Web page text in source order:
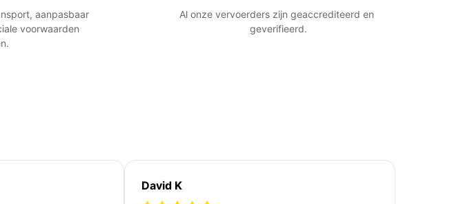
aanpasbaar
voorwaarden
Al onze vervoerders zijn geaccrediteerd en
geverifieerd.
David K